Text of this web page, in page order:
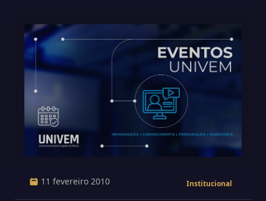
11 fevereiro 2010 Institucional